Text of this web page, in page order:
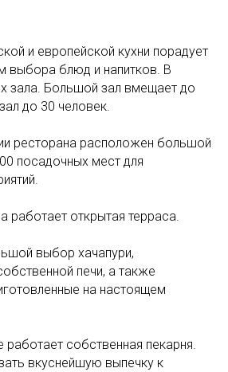
и европейской кухни порадует
выбора блюд и напитков. В
зала. Большой зал вмещает до
до 30 человек.
ресторана расположен большой
посадочных мест для
работает открытая терраса.
выбор хачапури,
печи, а также
на настоящем
собственная пекарня.
вкуснейшую выпечку к